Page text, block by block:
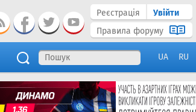
Реєстрація
Увійти
Правила форуму
UA RU